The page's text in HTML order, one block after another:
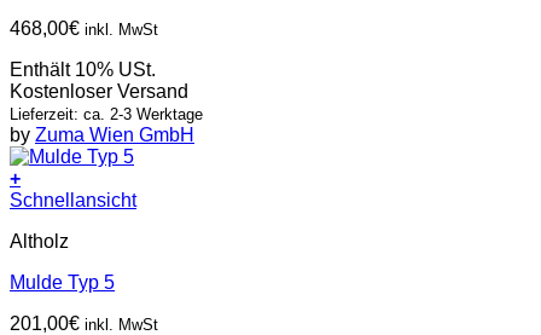
468,00€ inkl. MwSt
Enthält 10% USt.
Kostenloser Versand
Lieferzeit: ca. 2-3 Werktage
by Zuma Wien GmbH
+
Schnellansicht
Altholz
Mulde Typ 5
201,00€ inkl. MwSt